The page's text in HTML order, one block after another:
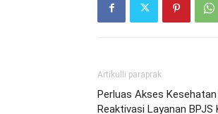
Artikulli paraprak
Perluas Akses
Reaktivasi Layanan BPJS